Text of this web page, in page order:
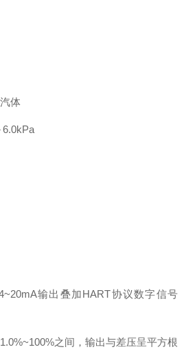
体
输出叠加HART协议数字信号
之间，输出与差压呈平方根